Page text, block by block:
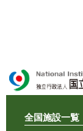
域での勧誘活
全国施設一覧